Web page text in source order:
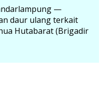
—
daur ulang terkait
Hutabarat (Brigadir